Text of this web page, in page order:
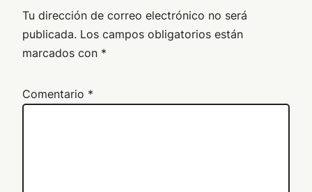
Tu dirección de correo electrónico no será
publicada. Los campos obligatorios están
marcados con *
Comentario *